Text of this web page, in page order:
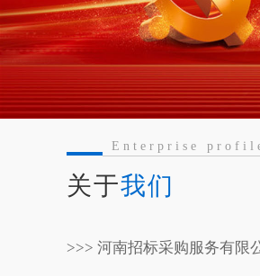
Enterprise
关于我们
>>> 河南招标采购服务有限公司成立于2000年元月，为河南省财